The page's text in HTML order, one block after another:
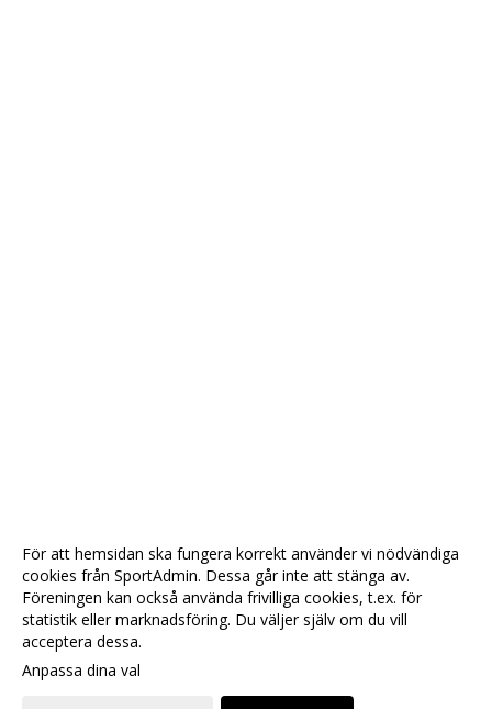
För att hemsidan ska fungera korrekt använder vi nödvändiga
cookies från SportAdmin. Dessa går inte att stänga av.
Föreningen kan också använda frivilliga cookies, t.ex. för
statistik eller marknadsföring. Du väljer själv om du vill
acceptera dessa.
Anpassa dina val